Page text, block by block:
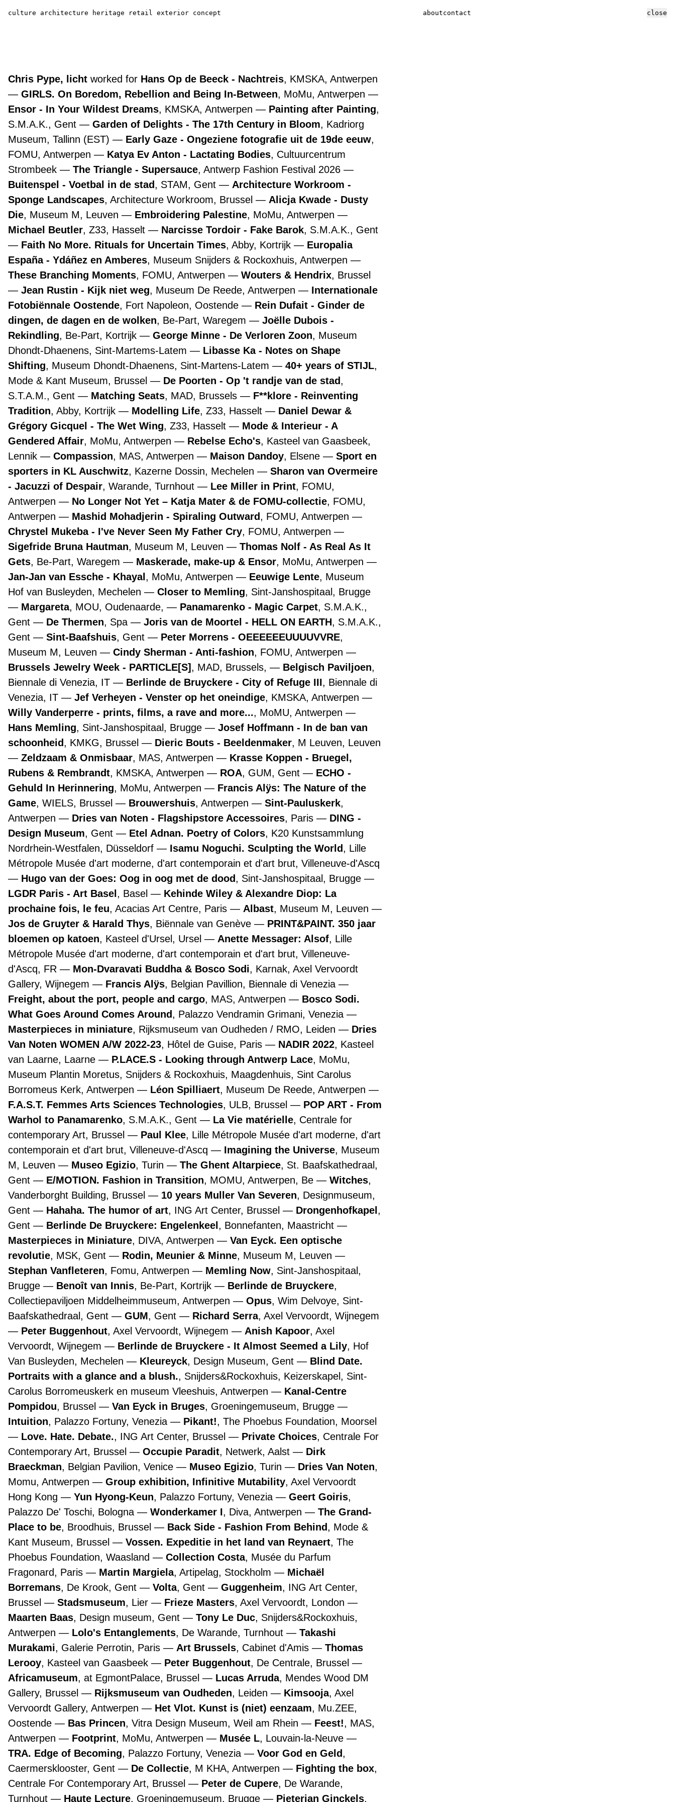
culture architecture heritage retail exterior concept aboutcontact
Chris Pype, licht worked for Hans Op de Beeck - Nachtreis, KMSKA, Antwerpen
GIRLS. On Boredom, Rebellion and Being In-Between, MoMu, Antwerpen
Ensor - In Your Wildest Dreams, KMSKA, Antwerpen Painting after Painting,
S.M.A.K., Gent
Garden of Delights - The 17th Century in Bloom, Kadriorg
Museum, Tallinn (EST)
Early Gaze - Ongeziene fotografie uit de 19de eeuw,
FOMU, Antwerpen
Katya Ev Anton - Lactating Bodies, Cultuurcentrum
Strombeek
The Triangle - Supersauce, Antwerp Fashion Festival 2026
Buitenspel - Voetbal in de stad, STAM, Gent
Architecture Workroom -
Sponge Landscapes, Architecture Workroom, Brussel
Alicja Kwade - Dusty
Die, Museum M, Leuven Embroidering Palestine, MoMu, Antwerpen
Michael Beutler, Z33, Hasselt Narcisse Tordoir - Fake Barok, S.M.A.K., Gent
Faith No More. Rituals for Uncertain Times, Abby, Kortrijk
Europalia
España - Ydáñez en Amberes, Museum Snijders & Rockoxhuis, Antwerpen
These Branching Moments, FOMU, Antwerpen Wouters & Hendrix, Brussel
Jean Rustin - Kijk niet weg, Museum De Reede, Antwerpen
Internationale
Fotobiënnale Oostende, Fort Napoleon, Oostende
Rein Dufait - Ginder de
dingen, de dagen en de wolken, Be-Part, Waregem
Joëlle Dubois -
Rekindling, Be-Part, Kortrijk George Minne - De Verloren Zoon, Museum
Dhondt-Dhaenens, Sint-Martems-Latem
Libasse Ka - Notes on Shape
Shifting, Museum Dhondt-Dhaenens, Sint-Martens-Latem 40+ years of STIJL,
Mode & Kant Museum, Brussel
De Poorten - Op 't randje van de stad,
S.T.A.M., Gent
Matching Seats, MAD, Brussels
F**klore - Reinventing
Tradition, Abby, Kortrijk Modelling Life, Z33, Hasselt
Daniel Dewar &
Grégory Gicquel - The Wet Wing, Z33, Hasselt
Mode & Interieur - A
Gendered Affair, MoMu, Antwerpen Rebelse Echo's, Kasteel van Gaasbeek,
Lennik
Compassion, MAS, Antwerpen Maison Dandoy, Elsene
Sport en
sporters in KL Auschwitz, Kazerne Dossin, Mechelen
Sharon van Overmeire
- Jacuzzi of Despair, Warande, Turnhout Lee Miller in Print, FOMU,
Antwerpen
No Longer Not Yet – Katja Mater & de FOMU-collectie, FOMU,
Antwerpen
Mashid Mohadjerin - Spiraling Outward, FOMU, Antwerpen
Chrystel Mukeba - I've Never Seen My Father Cry, FOMU, Antwerpen
Sigefride Bruna Hautman, Museum M, Leuven
Thomas Nolf - As Real As It
Gets, Be-Part, Waregem Maskerade, make-up & Ensor, MoMu, Antwerpen
Jan-Jan van Essche - Khayal , MoMu, Antwerpen Eeuwige Lente, Museum
Hof van Busleyden, Mechelen
Closer to Memling, Sint-Janshospitaal, Brugge
Margareta, MOU, Oudenaarde, Panamarenko - Magic Carpet, S.M.A.K.,
Gent
De Thermen, Spa Joris van de Moortel - HELL ON EARTH, S.M.A.K.,
Gent
Sint-Baafshuis, Gent Peter Morrens - OEEEEEEUUUUVVRE,
Museum M, Leuven
Cindy Sherman - Anti-fashion, FOMU, Antwerpen
Brussels Jewelry Week - PARTICLE[S] , MAD, Brussels, Belgisch Paviljoen,
Biennale di Venezia, IT
Berlinde de Bruyckere - City of Refuge III, Biennale di
Venezia, IT
Jef Verheyen - Venster op het oneindige, KMSKA, Antwerpen
Willy Vanderperre - prints, films, a rave and more..., MoMU, Antwerpen
Hans Memling, Sint-Janshospitaal, Brugge
Josef Hoffmann - In de ban van
schoonheid, KMKG, Brussel Dieric Bouts - Beeldenmaker, M Leuven, Leuven
Zeldzaam & Onmisbaar, MAS, Antwerpen
Krasse Koppen - Bruegel,
Rubens & Rembrandt, KMSKA, Antwerpen ROA, GUM, Gent
ECHO -
Gehuld In Herinnering, MoMu, Antwerpen
Francis Alÿs: The Nature of the
Game, WIELS, Brussel Brouwershuis, Antwerpen Sint-Pauluskerk,
Antwerpen
Dries van Noten - Flagshipstore Accessoires, Paris
DING -
Design Museum, Gent Etel Adnan. Poetry of Colors, K20 Kunstsammlung
Nordrhein-Westfalen, Düsseldorf
Isamu Noguchi. Sculpting the World, Lille
Métropole Musée d'art moderne, d'art contemporain et d'art brut, Villeneuve-d'Ascq
Hugo van der Goes: Oog in oog met de dood, Sint-Janshospitaal, Brugge
LGDR Paris - Art Basel , Basel
Kehinde Wiley & Alexandre Diop: La
prochaine fois, le feu, Acacias Art Centre, Paris Albast, Museum M, Leuven
Jos de Gruyter & Harald Thys, Biënnale van Genève
PRINT&PAINT. 350 jaar
bloemen op katoen, Kasteel d'Ursel, Ursel Anette Messager: Alsof, Lille
Métropole Musée d'art moderne, d'art contemporain et d'art brut, Villeneuve-
d'Ascq, FR
Mon-Dvaravati Buddha & Bosco Sodi, Karnak, Axel Vervoordt
Gallery, Wijnegem
Francis Alÿs, Belgian Pavillion, Biennale di Venezia
Freight, about the port, people and cargo, MAS, Antwerpen
Bosco Sodi.
What Goes Around Comes Around, Palazzo Vendramin Grimani, Venezia
Masterpieces in miniature, Rijksmuseum van Oudheden / RMO, Leiden
Dries
Van Noten WOMEN A/W 2022-23, Hôtel de Guise, Paris NADIR 2022, Kasteel
van Laarne, Laarne
P.LACE.S - Looking through Antwerp Lace, MoMu,
Museum Plantin Moretus, Snijders & Rockoxhuis, Maagdenhuis, Sint Carolus
Borromeus Kerk, Antwerpen
Léon Spilliaert, Museum De Reede, Antwerpen
F.A.S.T. Femmes Arts Sciences Technologies, ULB, Brussel
POP ART - From
Warhol to Panamarenko, S.M.A.K., Gent La Vie matérielle, Centrale for
contemporary Art, Brussel
Paul Klee, Lille Métropole Musée d'art moderne, d'art
contemporain et d'art brut, Villeneuve-d'Ascq
Imagining the Universe, Museum
M, Leuven
Museo Egizio, Turin The Ghent Altarpiece, St. Baafskathedraal,
Gent
E/MOTION. Fashion in Transition, MOMU, Antwerpen, Be Witches,
Vanderborght Building, Brussel
10 years Muller Van Severen, Designmuseum,
Gent
Hahaha. The humor of art, ING Art Center, Brussel Drongenhofkapel ,
Gent
Berlinde De Bruyckere: Engelenkeel , Bonnefanten, Maastricht
Masterpieces in Miniature, DIVA, Antwerpen
Van Eyck. Een optische
revolutie, MSK, Gent Rodin, Meunier & Minne, Museum M, Leuven
Stephan Vanfleteren, Fomu, Antwerpen Memling Now, Sint-Janshospitaal,
Brugge
Benoît van Innis, Be-Part, Kortrijk Berlinde de Bruyckere,
Collectiepaviljoen Middelheimmuseum, Antwerpen
Opus, Wim Delvoye, Sint-
Baafskathedraal, Gent
GUM, Gent Richard Serra, Axel Vervoordt, Wijnegem
Peter Buggenhout, Axel Vervoordt, Wijnegem Anish Kapoor, Axel
Vervoordt, Wijnegem
Berlinde de Bruyckere - It Almost Seemed a Lily, Hof
Van Busleyden, Mechelen
Kleureyck, Design Museum, Gent
Blind Date.
Portraits with a glance and a blush., Snijders&Rockoxhuis, Keizerskapel, Sint-
Carolus Borromeuskerk en museum Vleeshuis, Antwerpen
Kanal-Centre
Pompidou, Brussel Van Eyck in Bruges, Groeningemuseum, Brugge
Intuition, Palazzo Fortuny, Venezia Pikant!, The Phoebus Foundation, Moorsel
Love. Hate. Debate., ING Art Center, Brussel Private Choices, Centrale For
Contemporary Art, Brussel
Occupie Paradit, Netwerk, Aalst
Dirk
Braeckman, Belgian Pavilion, Venice Museo Egizio, Turin Dries Van Noten,
Momu, Antwerpen
Group exhibition, Infinitive Mutability, Axel Vervoordt
Hong Kong
Yun Hyong-Keun, Palazzo Fortuny, Venezia Geert Goiris,
Palazzo De' Toschi, Bologna
Wonderkamer I, Diva, Antwerpen
The Grand-
Place to be, Broodhuis, Brussel Back Side - Fashion From Behind, Mode &
Kant Museum, Brussel
Vossen. Expeditie in het land van Reynaert, The
Phoebus Foundation, Waasland
Collection Costa, Musée du Parfum
Fragonard, Paris
Martin Margiela, Artipelag, Stockholm
Michaël
Borremans, De Krook, Gent Volta, Gent Guggenheim, ING Art Center,
Brussel
Stadsmuseum, Lier Frieze Masters, Axel Vervoordt, London
Maarten Baas, Design museum, Gent Tony Le Duc, Snijders&Rockoxhuis,
Antwerpen
Lolo's Entanglements, De Warande, Turnhout
Takashi
Murakami, Galerie Perrotin, Paris Art Brussels, Cabinet d'Amis
Thomas
Lerooy, Kasteel van Gaasbeek Peter Buggenhout, De Centrale, Brussel
Africamuseum, at EgmontPalace, Brussel Lucas Arruda, Mendes Wood DM
Gallery, Brussel
Rijksmuseum van Oudheden, Leiden Kimsooja, Axel
Vervoordt Gallery, Antwerpen
Het Vlot. Kunst is (niet) eenzaam, Mu.ZEE,
Oostende
Bas Princen, Vitra Design Museum, Weil am Rhein Feest!, MAS,
Antwerpen
Footprint, MoMu, Antwerpen Musée L, Louvain-la-Neuve
TRA. Edge of Becoming, Palazzo Fortuny, Venezia Voor God en Geld,
Caermersklooster, Gent
De Collectie, M KHA, Antwerpen Fighting the box,
Centrale For Contemporary Art, Brussel
Peter de Cupere, De Warande,
Turnhout
Haute Lecture, Groeningemuseum, Brugge Pieterjan Ginckels,
Kleureyck
Design
Museum,
2020
2021
Production:
exhibition
is
a
coproduction
as
Lille
close